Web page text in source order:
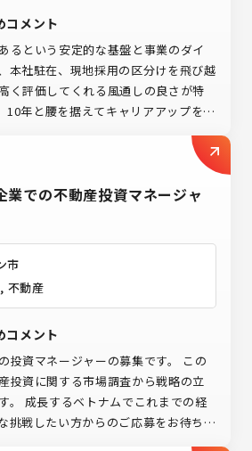
コメント
るという安定的な基盤と事業のダイ
本社駐在、現地採用の区分けを飛び越
く評価してくれる風通しの良さが特
10年と腰を据えてキャリアアップを考
業での不動産投資マネージャ
市
不動産
コメント
投資マネージャーの募集です。 この
投資に関する市場調査から戦略の立
。 成長するベトナムでこれまでの経
挑戦したい方からのご応募をお待ちし